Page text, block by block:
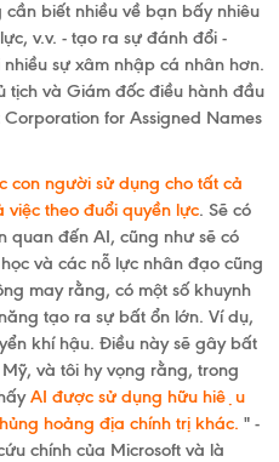
biết nhiều về bạn bấy nhiêu
v.v. - tạo ra sự đánh đổi -
nhiều sự xâm nhập cá nhân hơn.
tịch và Giám đốc điều hành đầu
for Assigned Names
con người sử dụng cho tất cả
việc theo đuổi quyền lực. Sẽ có
quan đến AI, cũng như sẽ có
và các nỗ lực nhân đạo cũng
may rằng, có một số khuynh
tạo ra sự bất ổn lớn. Ví dụ,
khí hậu. Điều này sẽ gây bất
và tôi hy vọng rằng, trong
AI được sử dụng hữu hiệu
hoảng địa chính trị khác. " -
chính của Microsoft và là